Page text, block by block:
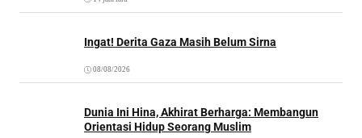
Ingat! Derita Gaza Masih Belum Sirna
08/08/2026
Dunia Ini Hina, Akhirat Berharga: Membangun
Orientasi Hidup Seorang Muslim